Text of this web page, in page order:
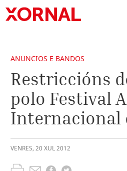
ANUNCIOS E BANDOS
Restriccións
polo Festival
Internacional
VENRES, 20 XUL2012